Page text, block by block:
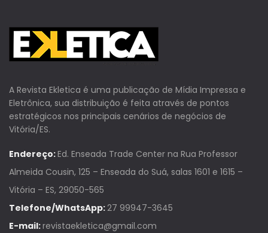
A Revista Ekletica é uma publicação de Mídia Impressa e
Eletrônica, sua distribuição é feita através de pontos
estratégicos nos principais cenários de negócios de
Vitória/ES.
Endereço:Ed. Enseada Trade Center na Rua Professor
Almeida Cousin, 125 – Enseada do Suá, salas 1601 e 1615 –
Vitória – ES, 29050-565
Telefone/WhatsApp:27 99947-3645
E-mail:revistaekletica@gmail.com